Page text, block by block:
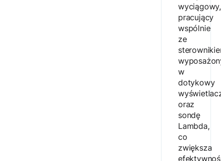
wyciągowy,
pracujący
wspólnie
ze
w
dotykowy
oraz
sondę
Lambda,
co
zwiększa